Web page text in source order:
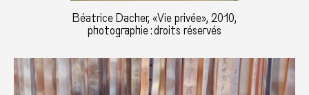
Béatrice Dacher, «Vie privée», 2010,
photographie : droits réservés